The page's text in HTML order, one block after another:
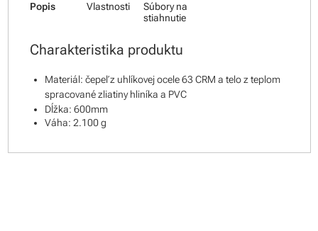
Popis Vlastnosti
Súbory na
stiahnutie
Charakteristika produktu
Materiál: čepeľ z uhlíkovej ocele 63 CRM a telo z teplom
spracované zliatiny hliníka a PVC
Dĺžka: 600mm
Váha: 2.100 g